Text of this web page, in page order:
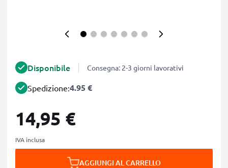
Disponibile Consegna: 2-3 giorni lavorativi
Spedizione:4.95 €
14,95 €
IVA inclusa
AGGIUNGI AL CARRELLO